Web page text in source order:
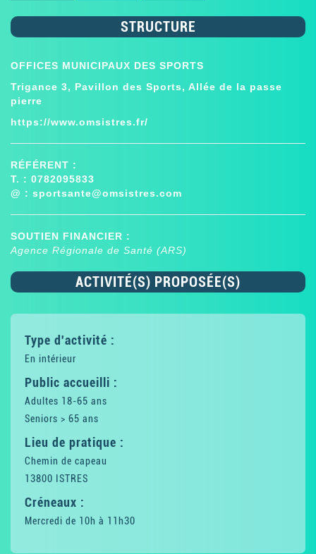
STRUCTURE
OFFICES MUNICIPAUX DES SPORTS
Trigance 3, Pavillon des Sports, Allée de la passe
pierre
https://www.omsistres.fr/
RÉFÉRENT :
T. : 0782095833
@ : sportsante@omsistres.com
SOUTIEN FINANCIER :
Agence Régionale de Santé (ARS)
ACTIVITÉ(S) PROPOSÉE(S)
Type d'activité :
En intérieur
Public accueilli :
Adultes 18-65 ans
Seniors > 65 ans
Lieu de pratique :
Chemin de capeau
13800 ISTRES
Créneaux :
Mercredi de 10h à 11h30